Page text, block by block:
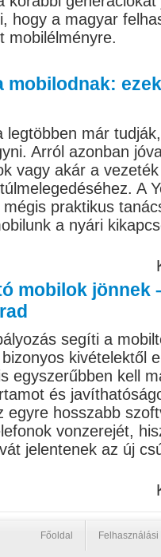
hogy a magyar
mobilélményre.
mobilodnak:
legtöbben már
Arról azonban
vagy akár a
A
praktikus
a nyári
mobilok jönnek
segíti a
kivételektől
egyszerűbben kell
és
egyre hosszabb
vonzerejét,
jelentenek az új
Főoldal